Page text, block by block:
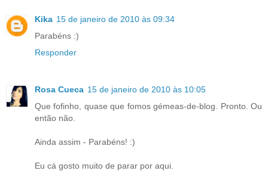
Kika 15 de janeiro de 2010 às 09:34
Parabéns :)
Responder
Rosa Cueca 15 de janeiro de 2010 às 10:05
Que fofinho, quase que fomos gémeas-de-blog. Pronto. Ou
então não.
Ainda assim - Parabéns! :)
Eu cá gosto muito de parar por aqui.